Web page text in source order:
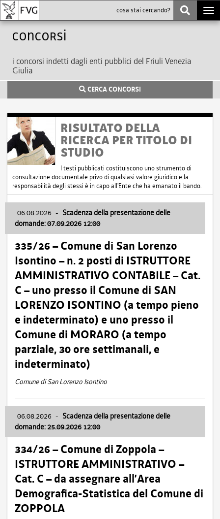
Concorsi
i concorsi indetti dagli enti pubblici del Friuli Venezia
Giulia
CERCA CONCORSI
RISULTATO DELLA
RICERCA PER TITOLO DI
STUDIO
I testi pubblicati costituiscono uno strumento di
consultazione documentale privo di qualsiasi valore giuridico e la
responsabilità degli stessi è in capo all'Ente che ha emanato il bando.
06.08.2026 - Scadenza della presentazione delle
domande: 07.09.2026 12:00
335/26 – Comune di San Lorenzo
Isontino – n. 2 posti di ISTRUTTORE
AMMINISTRATIVO CONTABILE – Cat.
C – uno presso il Comune di SAN
LORENZO ISONTINO (a tempo pieno
e indeterminato) e uno presso il
Comune di MORARO (a tempo
parziale, 30 ore settimanali, e
indeterminato)
Comune di San Lorenzo Isontino
06.08.2026 - Scadenza della presentazione delle
domande: 25.09.2026 12:00
334/26 – Comune di Zoppola –
ISTRUTTORE AMMINISTRATIVO –
Cat. C – da assegnare all’Area
Demografica-Statistica del Comune di
ZOPPOLA